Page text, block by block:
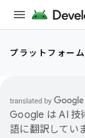
プラットフォーム
Google は AI 技
語に翻訳してい